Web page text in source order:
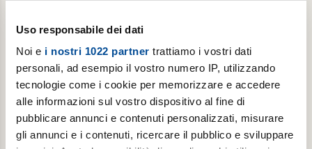
Uso responsabile dei dati
Noi e i nostri 1022 partner trattiamo i vostri dati
personali, ad esempio il vostro numero IP, utilizzando
tecnologie come i cookie per memorizzare e accedere
alle informazioni sul vostro dispositivo al fine di
pubblicare annunci e contenuti personalizzati, misurare
gli annunci e i contenuti, ricercare il pubblico e sviluppare
PUBBLICAZIONI -
LIBRI
Noi, afghane.
Voci di
donne che